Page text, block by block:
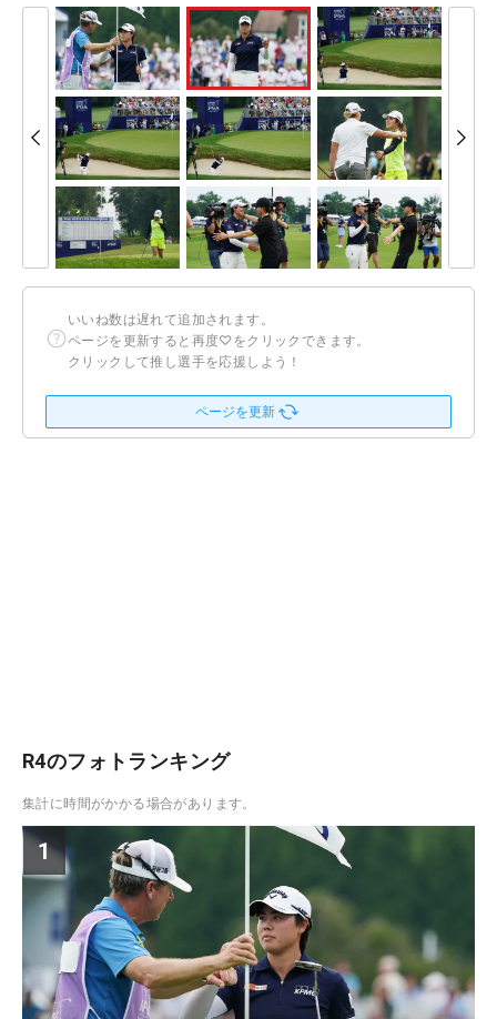
いいね数は遅れて追加されます。
ページを更新すると再度♡をクリックできます。
クリックして推し選手を応援しよう！
ページを更新
R4のフォトランキング
集計に時間がかかる場合があります。
1